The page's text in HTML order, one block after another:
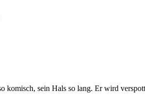
komisch, sein Hals so lang. Er wird